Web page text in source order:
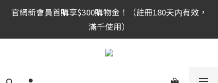
官網新會員首購享$300購物金！（註冊180天内有效，
滿千使用）
官網新會員首購享$300購物金！（註冊180天内有效，
滿千使用）
全館滿999免運！